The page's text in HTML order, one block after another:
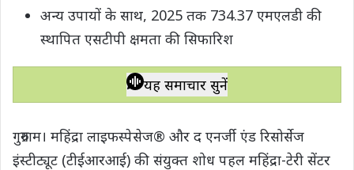
s
A
b
o
t
e
g
r
m
L
i
k
e
अन्य उपायों के साथ, 2025 तक 734.37 एमएलडी की
स्थापित एसटीपी क्षमता की सिफारिश
यह समाचार सुनें
गुरुग्राम। महिंद्रा लाइफस्पेसेज® और द एनर्जी एंड रिसोर्सेज
इंस्टीट्यूट (टीईआरआई) की संयुक्त शोध पहल महिंद्रा-टेरी सेंटर